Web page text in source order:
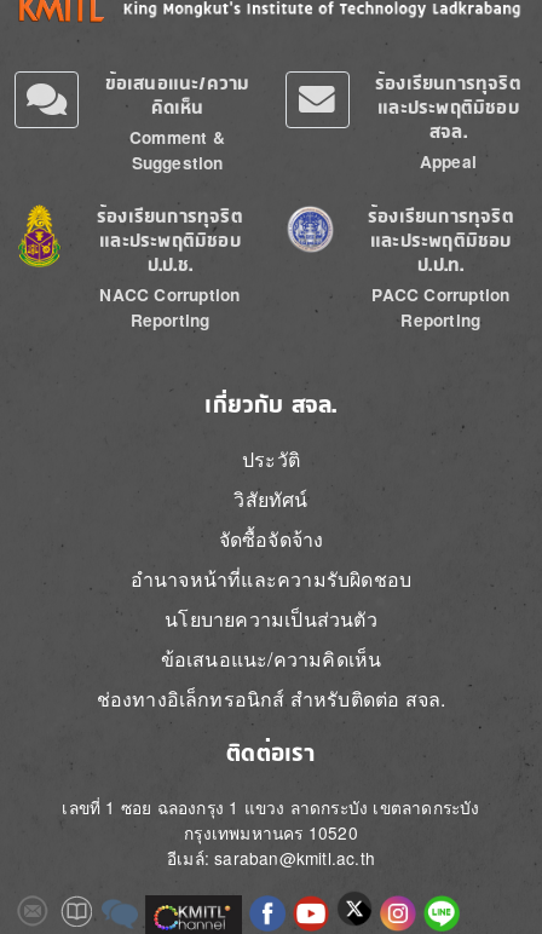
ข้อเสนอแนะ/ความ
คิดเห็น
Comment &
Suggestion
ร้องเรียนการทุจริต
และประพฤติมิชอบ
สจล.
Appeal
Image
ร้องเรียนการทุจริต
และประพฤติมิชอบ
ป.ป.ช.
NACC Corruption
Reporting
Image
ร้องเรียนการทุจริต
และประพฤติมิชอบ
ป.ป.ท.
PACC Corruption
Reporting
เกี่ยวกับ สจล.
ประวัติ
วิสัยทัศน์
จัดซื้อจัดจ้าง
อำนาจหน้าที่และความรับผิดชอบ
นโยบายความเป็นส่วนตัว
ข้อเสนอแนะ/ความคิดเห็น
ช่องทางอิเล็กทรอนิกส์ สำหรับติดต่อ สจล.
ติดต่อเรา
เลขที่ 1 ซอย ฉลองกรุง 1 แขวง ลาดกระบัง เขตลาดกระบัง
กรุงเทพมหานคร 10520
อีเมล์: saraban@kmitl.ac.th
ImageImageImage Image ImageImageImageImageImage